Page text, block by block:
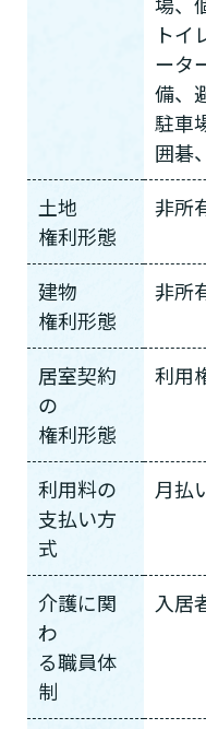
トイ
ータ
備、
駐車
囲碁
土地
権利形態
非所
建物
権利形態
非所
居室契約
の
権利形態
利用
利用料の
支払い方
式
月払
介護に関
わ
る職員体
制
入居
あな
介護保険サービ
用途やご利用目
「どのサービス
い!」という方は、
なたに適している
しょう!
で、おすすめの
す。
要介護１～
けています
を使いたい
老人ホーム
いですか？
現在、日常
介護などサ
介護施設へ
来
認知症の診
または物忘
りますか？
一時的に宿
日
一時
要介護３～